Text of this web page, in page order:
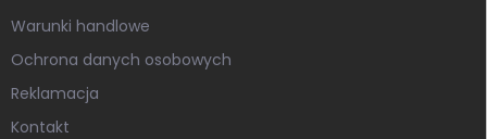
kWarunki handlowe
Ochrona danych osobowych
Reklamacja
Kontakt